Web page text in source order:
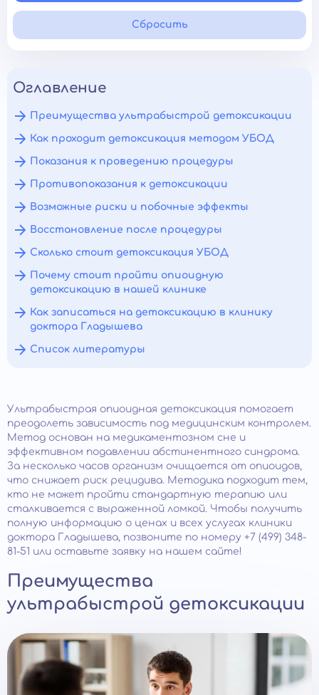
Сбросить
Оглавление
Преимущества ультрабыстрой детоксикации
Как проходит детоксикация методом УБОД
Показания к проведению процедуры
Противопоказания к детоксикации
Возможные риски и побочные эффекты
Восстановление после процедуры
Сколько стоит детоксикация УБОД
Почему стоит пройти опиоидную
детоксикацию в нашей клинике
Как записаться на детоксикацию в клинику
доктора Гладышева
Список литературы
Ультрабыстрая опиоидная детоксикация помогает
преодолеть зависимость под медицинским контролем.
Метод основан на медикаментозном сне и
эффективном подавлении абстинентного синдрома.
За несколько часов организм очищается от опиоидов,
что снижает риск рецидива. Методика подходит тем,
кто не может пройти стандартную терапию или
сталкивается с выраженной ломкой. Чтобы получить
полную информацию о ценах и всех услугах клиники
доктора Гладышева, позвоните по номеру +7 (499) 348-
81-51 или оставьте заявку на нашем сайте!
Преимущества
ультрабыстрой детоксикации